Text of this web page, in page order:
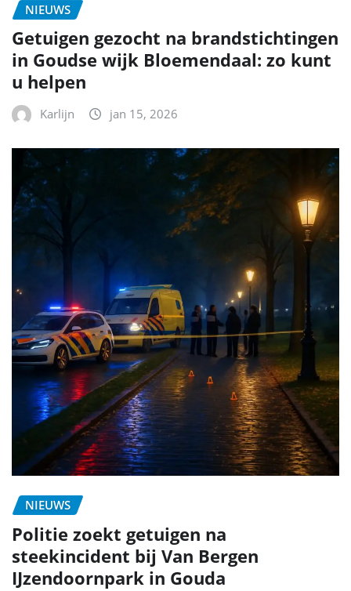
NIEUWS
Getuigen gezocht na brandstichtingen
in Goudse wijk Bloemendaal: zo kunt
u helpen
Karlijn jan 15, 2026
NIEUWS
Politie zoekt getuigen na
steekincident bij Van Bergen
IJzendoornpark in Gouda